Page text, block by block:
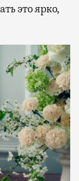
это ярко,